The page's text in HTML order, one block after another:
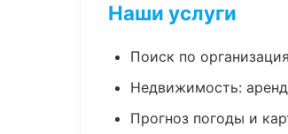
Наши услуги
Поиск по
Недвижимость:
Прогноз погоды и